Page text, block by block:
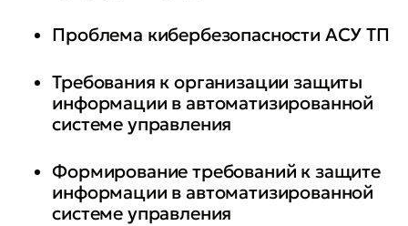
Проблема кибербезопасности АСУ ТП
Требования к организации защиты
информации в автоматизированной
системе управления
Формирование требований к защите
информации в автоматизированной
системе управления